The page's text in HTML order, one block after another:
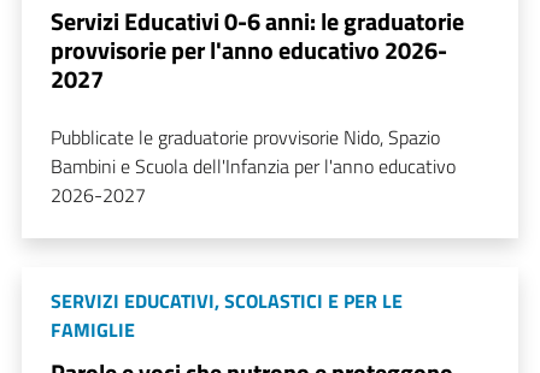
Servizi Educativi 0-6 anni: le graduatorie
provvisorie per l'anno educativo 2026-
2027
Pubblicate le graduatorie provvisorie Nido, Spazio
Bambini e Scuola dell'Infanzia per l'anno educativo
2026-2027
SERVIZI EDUCATIVI, SCOLASTICI E PER LE
FAMIGLIE